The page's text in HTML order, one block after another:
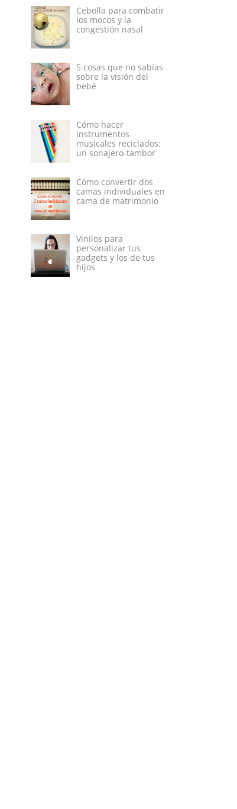
Cebolla para combatir
los mocos y la
congestión nasal
5 cosas que no sabías
sobre la visión del
bebé
Cómo hacer
instrumentos
musicales reciclados:
un sonajero-tambor
Cómo convertir dos
camas individuales en
cama de matrimonio
Vinilos para
personalizar tus
gadgets y los de tus
hijos